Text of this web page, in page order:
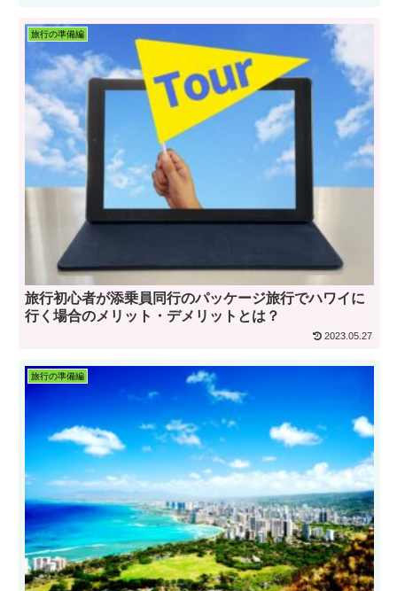
旅行の準備編
旅行初心者が添乗員同行のパッケージ旅行でハワイに
行く場合のメリット・デメリットとは？
2023.05.27
旅行の準備編